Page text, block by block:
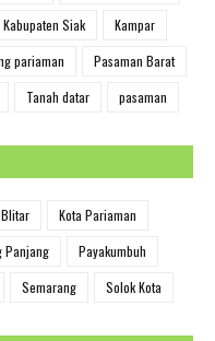
Kabupaten Siak
Kampar
pariaman
Pasaman Barat
Tanah datar pasaman
Kota Pariaman
Panjang
Payakumbuh
Semarang Solok Kota